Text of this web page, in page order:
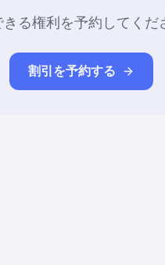
る権利を予約してくだ
割引を予約する